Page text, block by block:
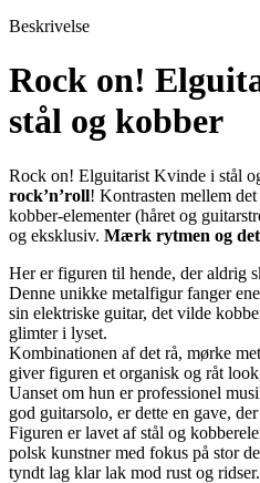
Beskrivelse
Rock on!
stål og kobber
Rock on! Elguitarist Kvinde i stål
rock’n’roll! Kontrasten mellem
kobber-elementer (håret og
og eksklusiv. Mærk rytmen og
Her er figuren til hende, der aldrig
Denne unikke metalfigur fanger
sin elektriske guitar, det vilde
glimter i lyset.
Kombinationen af det rå, mørke
giver figuren et organisk og råt
Uanset om hun er professionel
god guitarsolo, er dette en gave,
Figuren er lavet af stål og
polsk kunstner med fokus på stor
tyndt lag klar lak mod rust og ridser.